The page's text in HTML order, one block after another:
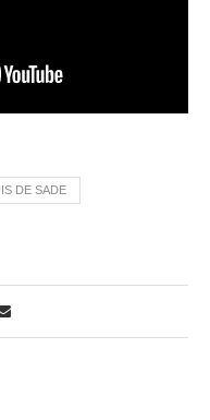
DE SADE